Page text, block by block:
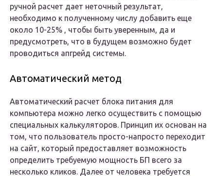
ручной расчет дает неточный результат,
необходимо к полученному числу добавить еще
около 10-25% , чтобы быть уверенным, да и
предусмотреть, что в будущем возможно будет
проводиться апгрейд системы.
Автоматический метод
Автоматический расчет блока питания для
компьютера можно легко осуществить с помощью
специальных калькуляторов. Принцип их основан на
том, что пользователь просто-напросто переходит
на сайт, который предоставляет возможность
определить требуемую мощность БП всего за
несколько кликов. Далее от человека требуется